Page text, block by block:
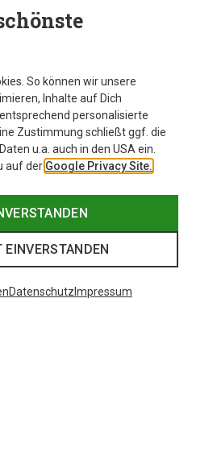
So können wir unsere
Inhalte auf Dich
personalisierte
Zustimmung schließt ggf. die
u.a. auch in den USA ein.
auf der Google Privacy Site.
EINVERSTANDEN
Datenschutz Impressum